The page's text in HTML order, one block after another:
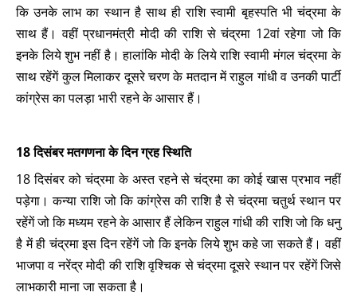
कि उनके लाभ का स्थान है साथ ही राशि स्वामी बृहस्पति भी चंद्रमा के
साथ हैं। वहीं प्रधानमंत्री मोदी की राशि से चंद्रमा 12वां रहेगा जो कि
इनके लिये शुभ नहीं है। हालांकि मोदी के लिये राशि स्वामी मंगल चंद्रमा के
साथ रहेंगें कुल मिलाकर दूसरे चरण के मतदान में राहुल गांधी व उनकी पार्टी
कांग्रेस का पलड़ा भारी रहने के आसार हैं।
18 दिसंबर मतगणना के दिन ग्रह स्थिति
18 दिसंबर को चंद्रमा के अस्त रहने से चंद्रमा का कोई खास प्रभाव नहीं
पड़ेगा। कन्या राशि जो कि कांग्रेस की राशि है से चंद्रमा चतुर्थ स्थान पर
रहेंगें जो कि मध्यम रहने के आसार हैं लेकिन राहुल गांधी की राशि जो कि धनु
है में ही चंद्रमा इस दिन रहेंगें जो कि इनके लिये शुभ कहे जा सकते हैं। वहीं
भाजपा व नरेंद्र मोदी की राशि वृश्चिक से चंद्रमा दूसरे स्थान पर रहेंगें जिसे
लाभकारी माना जा सकता है।